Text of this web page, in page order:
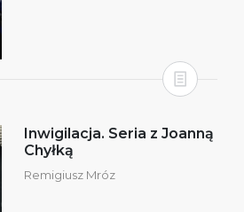
Inwigilacja. Seria z Joanną
Chyłką
Remigiusz Mróz